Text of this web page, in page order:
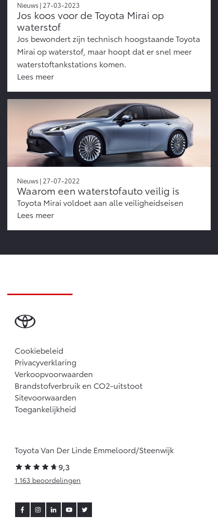
Nieuws | 27-03-2023
Jos koos voor de Toyota Mirai op
waterstof
Jos bewondert zijn technisch hoogstaande Toyota
Mirai op waterstof, maar hoopt dat er snel meer
waterstoftankstations komen.
Lees meer
Nieuws | 27-07-2022
Waarom een waterstofauto veilig is
Toyota Mirai voldoet aan alle veiligheidseisen
Lees meer
Cookiebeleid
Privacyverklaring
Verkoopvoorwaarden
Brandstofverbruik en CO2-uitstoot
Sitevoorwaarden
Toegankelijkheid
Toyota Van Der Linde Emmeloord/Steenwijk
9,3
1.163 beoordelingen